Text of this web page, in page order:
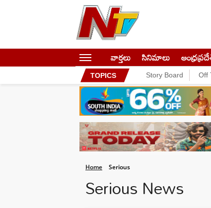
వార్తలు సినిమాలు
TOPICS Story Board Off
Home Serious
Serious News